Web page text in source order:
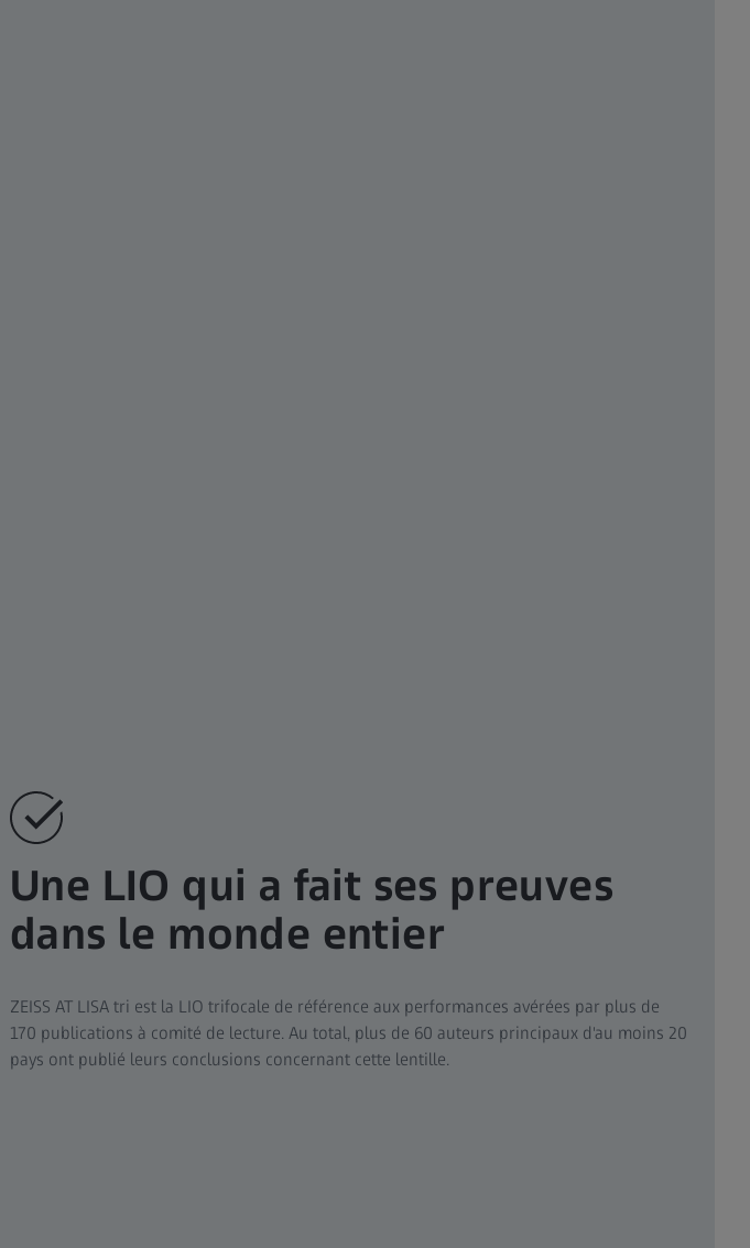
Une LIO qui a fait ses preuves
dans le monde entier
ZEISS AT LISA tri est la LIO trifocale de référence aux performances avérées par plus de
170 publications à comité de lecture. Au total, plus de 60 auteurs principaux d'au moins 20
pays ont publié leurs conclusions concernant cette lentille.